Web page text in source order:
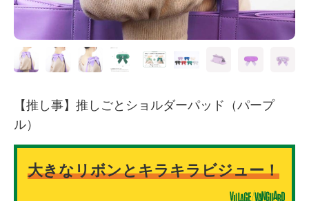
【推し事】推しごとショルダーパッド（パープ
ル）
大きなリボンとキラキラビジュー！